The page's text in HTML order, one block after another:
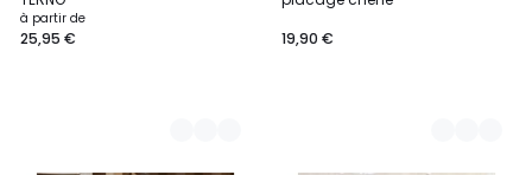
à partir de
25,95 €
19,90 €